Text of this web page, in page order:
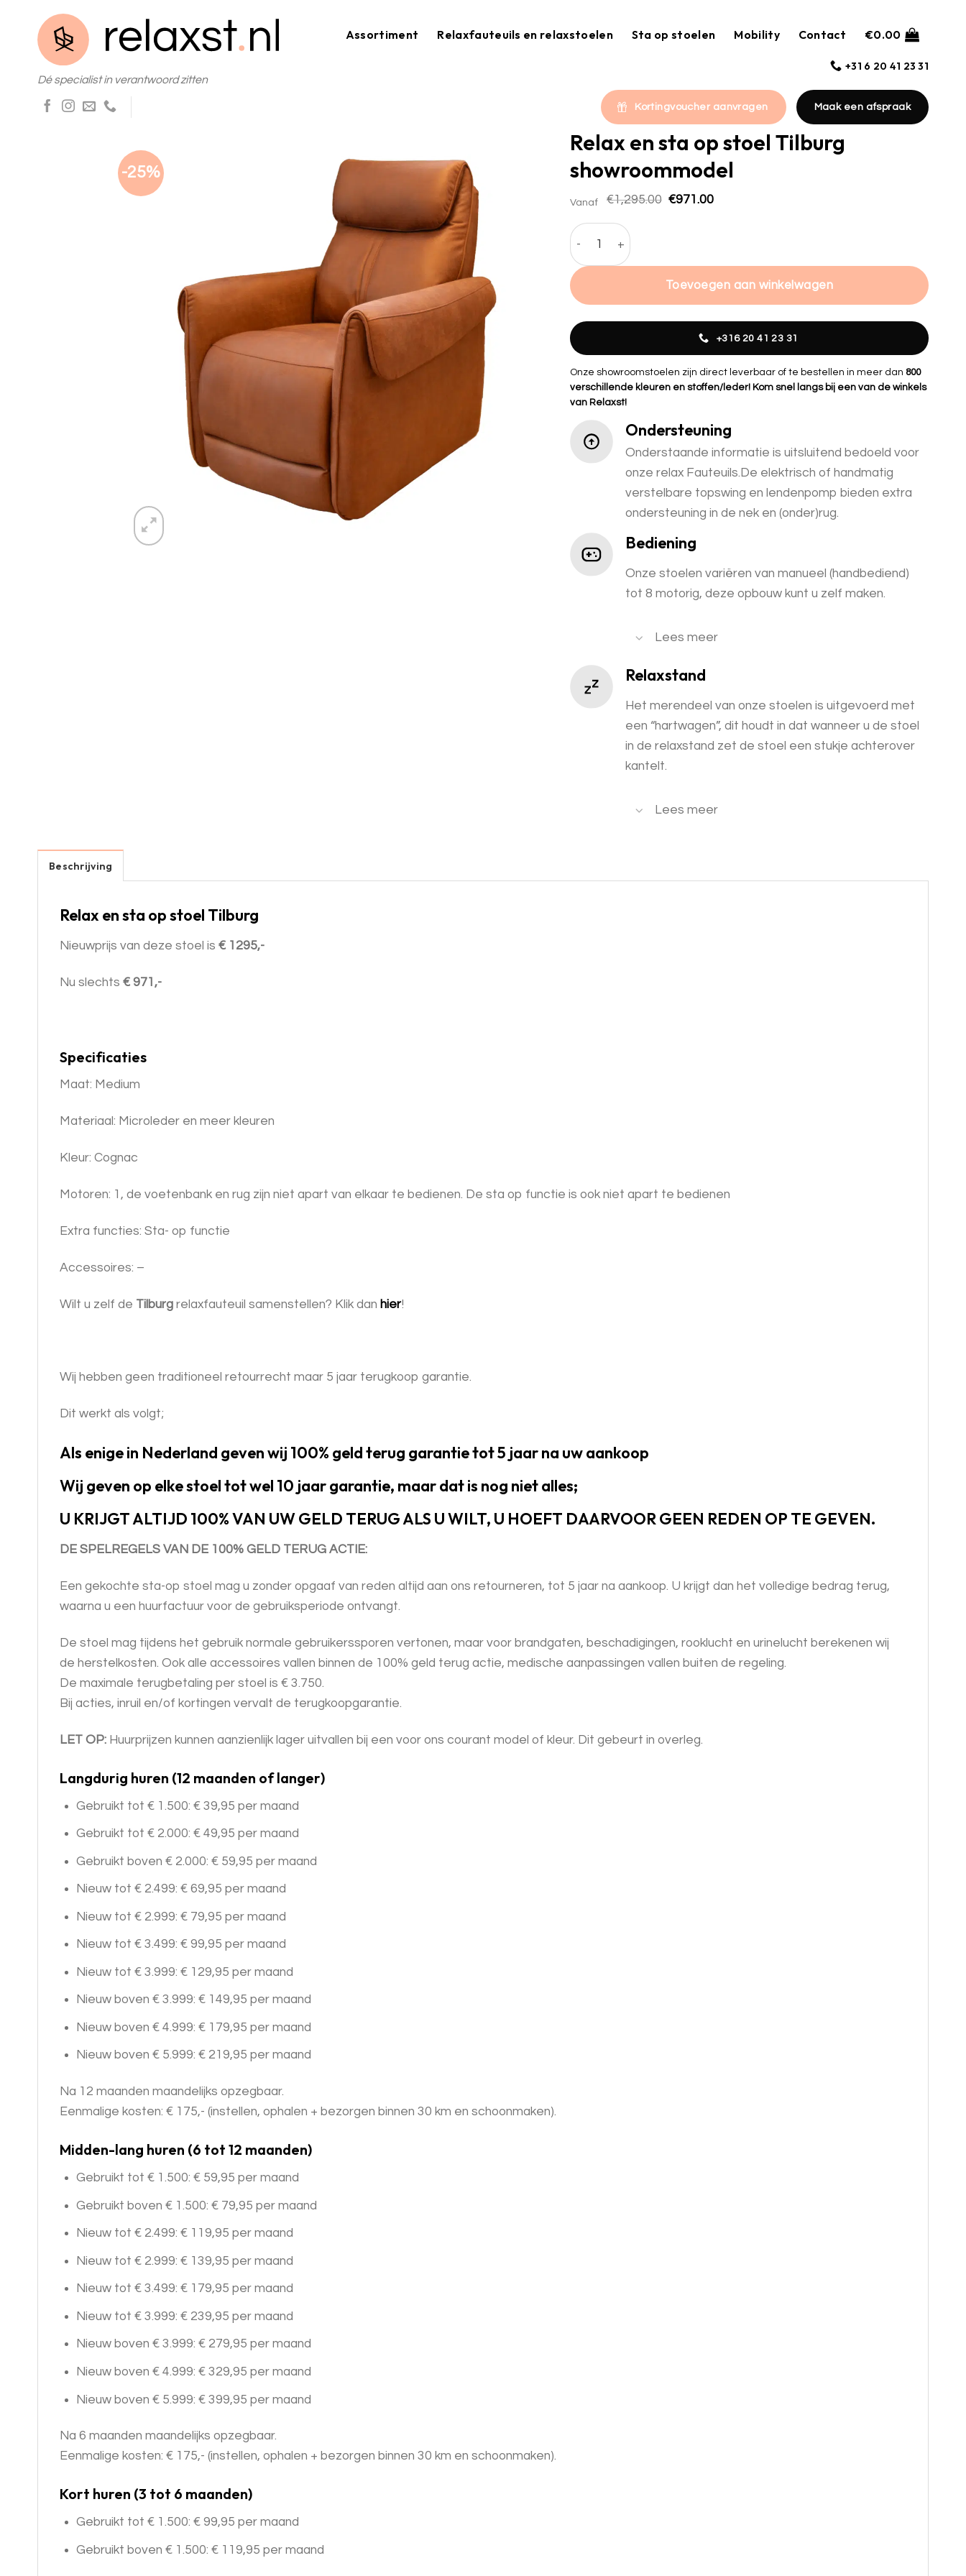
content
Dé specialist in verantwoord zitten
Assortiment Relaxfauteuils en relaxstoelen Sta op stoelen Mobility Contact €0.00
+31 6 20 41 23 31
Kortingvoucher aanvragen Maak een afspraak
-25%
Relax en sta op stoel Tilburg
showroommodel
Vanaf €1,295.00 Oorspronkelijke
€971.00Huidige
Relax en sta op stoel Tilburg showroommodel hoeveelheid
Toevoegen aan winkelwagen
+316 20 41 23 31
Onze showroomstoelen zijn direct leverbaar of te bestellen in meer dan 800
verschillende kleuren en stoffen/leder! Kom snel langs bij een van de winkels
van Relaxst!
Ondersteuning
Onderstaande informatie is uitsluitend bedoeld voor
onze relax Fauteuils.De elektrisch of handmatig
verstelbare topswing en lendenpomp bieden extra
ondersteuning in de nek en (onder)rug.
Bediening
Onze stoelen variëren van manueel (handbediend)
tot 8 motorig, deze opbouw kunt u zelf maken.
Lees meer
Relaxstand
Het merendeel van onze stoelen is uitgevoerd met
een “hartwagen”, dit houdt in dat wanneer u de stoel
in de relaxstand zet de stoel een stukje achterover
kantelt.
Lees meer
Beschrijving
Relax en sta op stoel Tilburg
Nieuwprijs van deze stoel is € 1295,-
Nu slechts € 971,-
Specificaties
Maat: Medium
Materiaal: Microleder en meer kleuren
Kleur: Cognac
Motoren: 1, de voetenbank en rug zijn niet apart van elkaar te bedienen. De sta op functie is ook niet apart te bedienen
Extra functies: Sta- op functie
Accessoires: –
Wilt u zelf de Tilburg relaxfauteuil samenstellen? Klik dan hier!
Wij hebben geen traditioneel retourrecht maar 5 jaar terugkoop garantie.
Dit werkt als volgt;
Als enige in Nederland geven wij 100% geld terug garantie tot 5 jaar na uw aankoop
Wij geven op elke stoel tot wel 10 jaar garantie, maar dat is nog niet alles;
U KRIJGT ALTIJD 100% VAN UW GELD TERUG ALS U WILT, U HOEFT DAARVOOR GEEN REDEN OP TE GEVEN.
DE SPELREGELS VAN DE 100% GELD TERUG ACTIE:
Een gekochte sta-op stoel mag u zonder opgaaf van reden altijd aan ons retourneren, tot 5 jaar na aankoop. U krijgt dan het volledige bedrag terug,
waarna u een huurfactuur voor de gebruiksperiode ontvangt.
De stoel mag tijdens het gebruik normale gebruikerssporen vertonen, maar voor brandgaten, beschadigingen, rooklucht en urinelucht berekenen wij
de herstelkosten. Ook alle accessoires vallen binnen de 100% geld terug actie, medische aanpassingen vallen buiten de regeling.
De maximale terugbetaling per stoel is € 3.750.
Bij acties, inruil en/of kortingen vervalt de terugkoopgarantie.
LET OP: Huurprijzen kunnen aanzienlijk lager uitvallen bij een voor ons courant model of kleur. Dit gebeurt in overleg.
Langdurig huren (12 maanden of langer)
Gebruikt tot € 1.500: € 39,95 per maand
Gebruikt tot € 2.000: € 49,95 per maand
Gebruikt boven € 2.000: € 59,95 per maand
Nieuw tot € 2.499: € 69,95 per maand
Nieuw tot € 2.999: € 79,95 per maand
Nieuw tot € 3.499: € 99,95 per maand
Nieuw tot € 3.999: € 129,95 per maand
Nieuw boven € 3.999: € 149,95 per maand
Nieuw boven € 4.999: € 179,95 per maand
Nieuw boven € 5.999: € 219,95 per maand
Na 12 maanden maandelijks opzegbaar.
Eenmalige kosten: € 175,- (instellen, ophalen + bezorgen binnen 30 km en schoonmaken).
Midden-lang huren (6 tot 12 maanden)
Gebruikt tot € 1.500: € 59,95 per maand
Gebruikt boven € 1.500: € 79,95 per maand
Nieuw tot € 2.499: € 119,95 per maand
Nieuw tot € 2.999: € 139,95 per maand
Nieuw tot € 3.499: € 179,95 per maand
Nieuw tot € 3.999: € 239,95 per maand
Nieuw boven € 3.999: € 279,95 per maand
Nieuw boven € 4.999: € 329,95 per maand
Nieuw boven € 5.999: € 399,95 per maand
Na 6 maanden maandelijks opzegbaar.
Eenmalige kosten: € 175,- (instellen, ophalen + bezorgen binnen 30 km en schoonmaken).
Kort huren (3 tot 6 maanden)
Gebruikt tot € 1.500: € 99,95 per maand
Gebruikt boven € 1.500: € 119,95 per maand